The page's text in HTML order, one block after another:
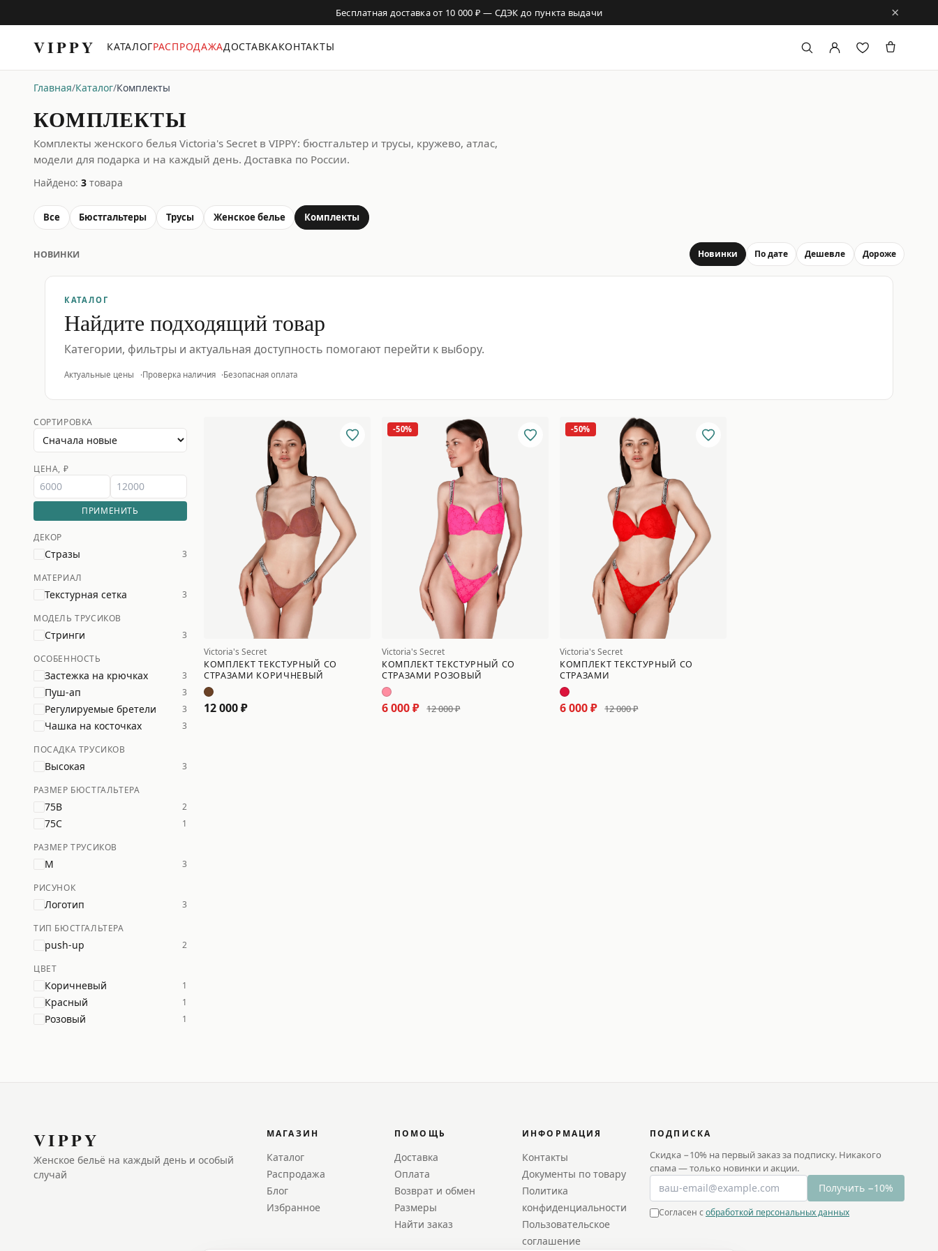
×
VIPPY КАТАЛОГ
Трусы
Комплекты
РАСПРОДАЖАДОСТАВКАКОНТАКТЫ
Главная/Каталог/Комплекты
КОМПЛЕКТЫ
Комплекты женского белья Victoria's Secret в VIPPY: бюстгальтер и трусы, кружево, атлас,
модели для подарка и на каждый день. Доставка по России.
Найдено: 3 товара
Все Бюстгальтеры Трусы Женское белье Комплекты
НОВИНКИ Новинки По дате Дешевле Дороже
КАТАЛОГ
Найдите подходящий товар
Категории, фильтры и актуальная доступность помогают перейти к выбору.
Актуальные цены Проверка наличия Безопасная оплата
СОРТИРОВКА
ЦЕНА, ₽
ПРИМЕНИТЬ
ДЕКОР
Стразы
3
МАТЕРИАЛ
Текстурная сетка
3
МОДЕЛЬ ТРУСИКОВ
Стринги
3
ОСОБЕННОСТЬ
Застежка на крючках 3
Пуш-ап 3
Регулируемые бретели 3
Чашка на косточках
3
ПОСАДКА ТРУСИКОВ
Высокая
3
РАЗМЕР БЮСТГАЛЬТЕРА
75B 2
75C
1
РАЗМЕР ТРУСИКОВ
M
3
РИСУНОК
Логотип
3
ТИП БЮСТГАЛЬТЕРА
push-up
2
ЦВЕТ
Коричневый 1
Красный 1
Розовый 1
Victoria's Secret
КОМПЛЕКТ ТЕКСТУРНЫЙ СО
СТРАЗАМИ КОРИЧНЕВЫЙ
12 000 ₽
-50%
Victoria's Secret
КОМПЛЕКТ ТЕКСТУРНЫЙ СО
СТРАЗАМИ РОЗОВЫЙ
6 000 ₽ 12 000 ₽
-50%
Victoria's Secret
КОМПЛЕКТ ТЕКСТУРНЫЙ СО
СТРАЗАМИ
6 000 ₽ 12 000 ₽
VIPPY
Женское бельё на каждый день и особый
случай
МАГАЗИН
Каталог
Распродажа
Блог
Избранное
ПОМОЩЬ
Доставка
Оплата
Возврат и обмен
Размеры
Найти заказ
ИНФОРМАЦИЯ
Контакты
Документы по товару
Политика
конфиденциальности
Пользовательское
соглашение
ПОДПИСКА
Скидка −10% на первый заказ за подписку. Никакого
спама — только новинки и акции.
Получить −10%
Согласен собработкой персональных данных